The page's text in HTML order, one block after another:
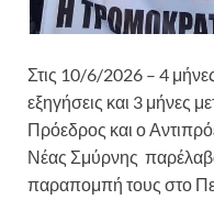
Στις 10/6/2026 – 4
εξηγήσεις και 3 μήνες
Πρόεδρος και ο
Νέας Σμύρνης
παραπομπή τους στο